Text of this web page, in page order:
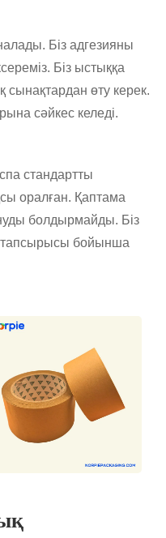
Біз адгезияны
Біз ыстыққа
сынақтардан өту керек.
сәйкес келеді.
стандартты
оралған. Қаптама
болдырмайды. Біз
тапсырысы бойынша